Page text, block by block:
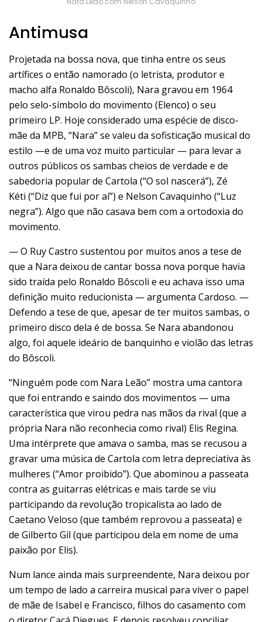
Antimusa
Projetada na bossa nova, que tinha entre os seus
artífices o então namorado (o letrista, produtor e
macho alfa Ronaldo Bôscoli), Nara gravou em 1964
pelo selo-símbolo do movimento (Elenco) o seu
primeiro LP. Hoje considerado uma espécie de disco-
mãe da MPB, “Nara” se valeu da sofisticação musical do
estilo —e de uma voz muito particular — para levar a
outros públicos os sambas cheios de verdade e de
sabedoria popular de Cartola (“O sol nascerá”), Zé
Kéti (“Diz que fui por aí”) e Nelson Cavaquinho (“Luz
negra”). Algo que não casava bem com a ortodoxia do
movimento.
— O Ruy Castro sustentou por muitos anos a tese de
que a Nara deixou de cantar bossa nova porque havia
sido traída pelo Ronaldo Bôscoli e eu achava isso uma
definição muito reducionista — argumenta Cardoso. —
Defendo a tese de que, apesar de ter muitos sambas, o
primeiro disco dela é de bossa. Se Nara abandonou
algo, foi aquele ideário de banquinho e violão das letras
do Bôscoli.
“Ninguém pode com Nara Leão” mostra uma cantora
que foi entrando e saindo dos movimentos — uma
característica que virou pedra nas mãos da rival (que a
própria Nara não reconhecia como rival) Elis Regina.
Uma intérprete que amava o samba, mas se recusou a
gravar uma música de Cartola com letra depreciativa às
mulheres (“Amor proibido”). Que abominou a passeata
contra as guitarras elétricas e mais tarde se viu
participando da revolução tropicalista ao lado de
Caetano Veloso (que também reprovou a passeata) e
de Gilberto Gil (que participou dela em nome de uma
paixão por Elis).
Num lance ainda mais surpreendente, Nara deixou por
um tempo de lado a carreira musical para viver o papel
de mãe de Isabel e Francisco, filhos do casamento com